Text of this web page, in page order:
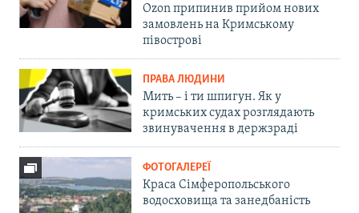
Ozon припинив прийом нових
замовлень на Кримському
півострові
ПРАВА ЛЮДИНИ
Мить – і ти шпигун. Як у
кримських судах розглядають
звинувачення в держзраді
ФОТОГАЛЕРЕЇ
Краса Сімферопольського
водосховища та занедбаність